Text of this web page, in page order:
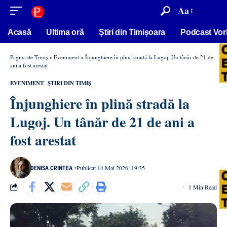
conținut Aa
Acasă Ultima oră Știri din Timișoara Podcast
Pagina de Timiș > Eveniment > Înjunghiere în plină stradă la Lugoj. Un tânăr de 21 de
ani a fost arestat
EVENIMENT ȘTIRI DIN TIMIȘ
Înjunghiere în plină stradă la
Lugoj. Un tânăr de 21 de ani a
fost arestat
DENISA CRINTEA Publicat 14 Mai 2026, 19:35
1 Min Read